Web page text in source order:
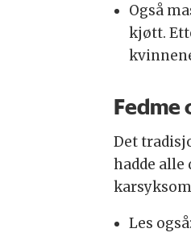
Også
kjøtt.
Fedme
Det
hadde
Les også: